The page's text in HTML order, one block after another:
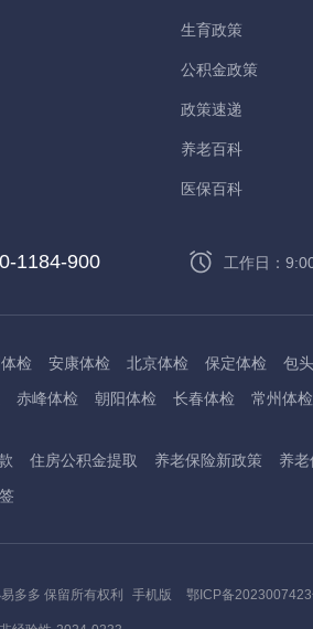
生育政策
公积金政策
政策速递
养老百科
医保百科
1184-900 工作日：
检 安康体检 北京体检 保定体检 包
赤峰体检 朝阳体检 长春体检 常州体检
广州体检 桂林体检 贵港体检 广元
晋中体检 锦州体检 吉林体检 齐齐哈
住房公积金提取 养老保险新政策 养老
多多 保留所有权利 手机版 鄂ICP备